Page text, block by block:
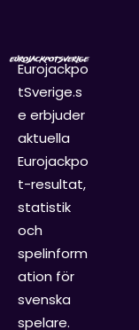
Eurojackpo
tSverige.s
e erbjuder
aktuella
Eurojackpo
t-resultat,
statistik
och
spelinform
ation för
svenska
spelare.